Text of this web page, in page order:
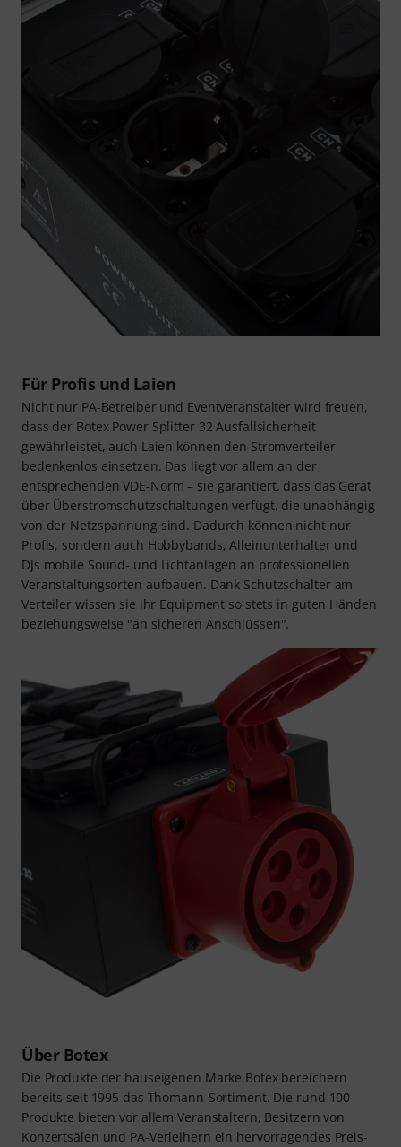
Für Profis und Laien
Nicht nur PA-Betreiber und Eventveranstalter wird freuen,
dass der Botex Power Splitter 32 Ausfallsicherheit
gewährleistet, auch Laien können den Stromverteiler
bedenkenlos einsetzen. Das liegt vor allem an der
entsprechenden VDE-Norm – sie garantiert, dass das Gerät
über Überstromschutzschaltungen verfügt, die unabhängig
von der Netzspannung sind. Dadurch können nicht nur
Profis, sondern auch Hobbybands, Alleinunterhalter und
DJs mobile Sound- und Lichtanlagen an professionellen
Veranstaltungsorten aufbauen. Dank Schutzschalter am
Verteiler wissen sie ihr Equipment so stets in guten Händen
beziehungsweise "an sicheren Anschlüssen".
Über Botex
Die Produkte der hauseigenen Marke Botex bereichern
bereits seit 1995 das Thomann-Sortiment. Die rund 100
Produkte bieten vor allem Veranstaltern, Besitzern von
Konzertsälen und PA-Verleihern ein hervorragendes Preis-